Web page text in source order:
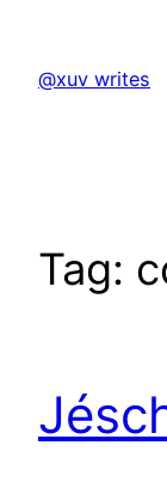
content
@xuv writes
Tag: